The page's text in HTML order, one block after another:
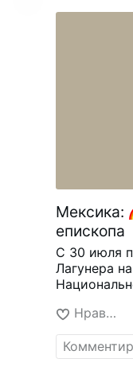
Мексика:
епископа
С 30 июля
Лагунера
лозунгом
собрались
ЛГБТ со
«Кадима»
Нравится